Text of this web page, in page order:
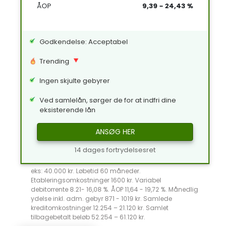
ÅOP
9,39 - 24,43 %
Godkendelse: Acceptabel
Trending
Ingen skjulte gebyrer
Ved samlelån, sørger de for at indfri dine
eksisterende lån
ANSØG HER
14 dages fortrydelsesret
eks: 40.000 kr. Løbetid 60 måneder.
Etableringsomkostninger 1600 kr. Variabel
debitorrente 8.21- 16,08 %. ÅOP 11,64 - 19,72 %. Månedlig
ydelse inkl. adm. gebyr 871 - 1019 kr. Samlede
kreditomkostninger 12.254 – 21.120 kr. Samlet
tilbagebetalt beløb 52.254 – 61.120 kr.